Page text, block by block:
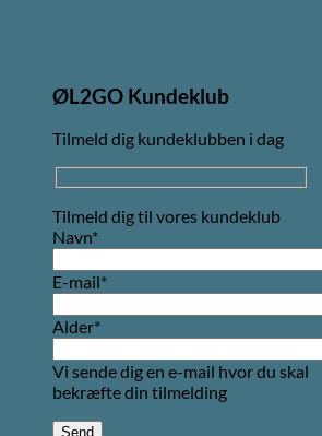
ØL2GO Kundeklub
Tilmeld dig kundeklubben i dag
Tilmeld dig til vores kundeklub
Navn*
E-mail*
Alder*
Vi sende dig en e-mail hvor du skal
bekræfte din tilmelding